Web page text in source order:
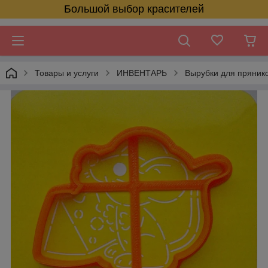
Большой выбор красителей
Товары и услуги ИНВЕНТАРЬ Вырубки для